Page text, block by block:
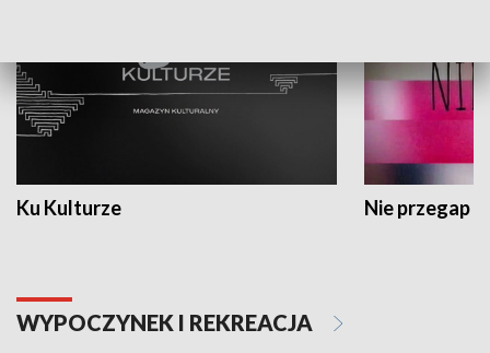
Ku Kulturze Nie przegap
WYPOCZYNEK I REKREACJA